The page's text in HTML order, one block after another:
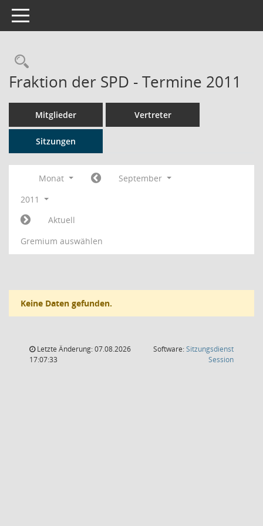
Toggle navigation
Rechercheauswahl
Fraktion der SPD - Termine 2011
Mitglieder Vertreter
Sitzungen
Monat
September
2011
Aktuell
Gremium auswählen
Keine Daten gefunden.
Letzte Änderung: 07.08.2026
17:07:33
Software:Sitzungsdienst
Session(Wird in